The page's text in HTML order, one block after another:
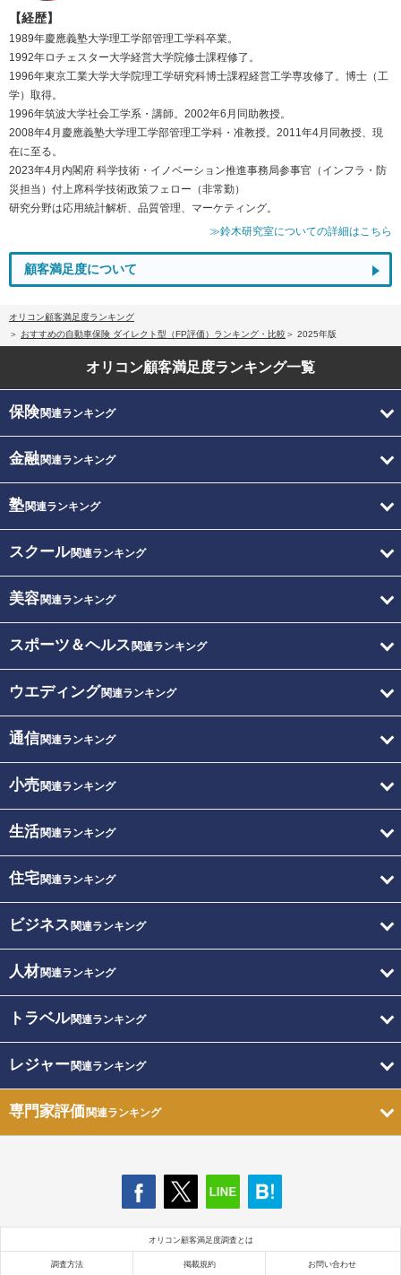
【経歴】
1989年慶應義塾大学理工学部管理工学科卒業。
1992年ロチェスター大学経営大学院修士課程修了。
1996年東京工業大学大学院理工学研究科博士課程経営工学専攻修了。博士（工
学）取得。
1996年筑波大学社会工学系・講師。2002年6月同助教授。
2008年4月慶應義塾大学理工学部管理工学科・准教授。2011年4月同教授、現
在に至る。
2023年4月内閣府 科学技術・イノベーション推進事務局参事官（インフラ・防
災担当）付上席科学技術政策フェロー（非常勤）
研究分野は応用統計解析、品質管理、マーケティング。
≫鈴木研究室についての詳細はこちら
顧客満足度について
オリコン顧客満足度ランキング
おすすめの自動車保険 ダイレクト型（FP評価）ランキング・比較
2025年版
オリコン顧客満足度ランキング一覧
保険関連ランキング
金融関連ランキング
塾関連ランキング
スクール関連ランキング
美容関連ランキング
スポーツ＆ヘルス 関連ランキング
ウエディング関連ランキング
通信関連ランキング
小売関連ランキング
生活関連ランキング
住宅関連ランキング
ビジネス 関連ランキング
人材関連ランキング
トラベル関連ランキング
レジャー関連ランキング
専門家評価関連ランキング
オリコン顧客満足度調査とは
調査方法 掲載規約 お問い合わせ